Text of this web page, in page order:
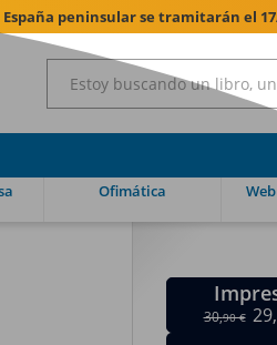
España peninsular se tramitarán el
Ofimática
30,90 € 29,